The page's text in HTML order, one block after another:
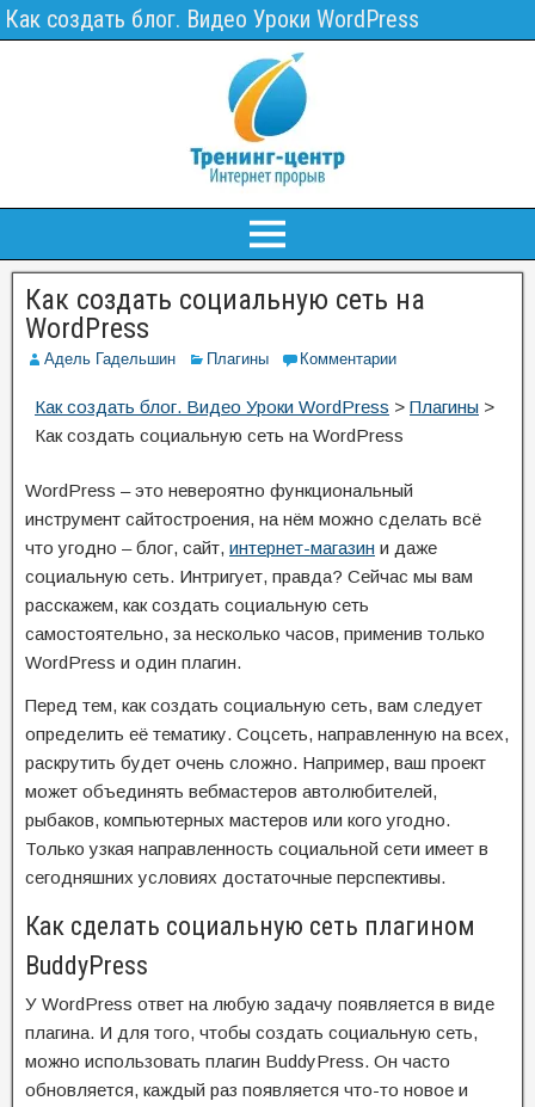
Как создать блог. Видео Уроки WordPress
Как создать социальную сеть на
WordPress
Адель Гадельшин Плагины Комментарии
Как создать блог. Видео Уроки WordPress > Плагины >
Как создать социальную сеть на WordPress
WordPress – это невероятно функциональный
инструмент сайтостроения, на нём можно сделать всё
что угодно – блог, сайт, интернет-магазин и даже
социальную сеть. Интригует, правда? Сейчас мы вам
расскажем, как создать социальную сеть
самостоятельно, за несколько часов, применив только
WordPress и один плагин.
Перед тем, как создать социальную сеть, вам следует
определить её тематику. Соцсеть, направленную на всех,
раскрутить будет очень сложно. Например, ваш проект
может объединять вебмастеров автолюбителей,
рыбаков, компьютерных мастеров или кого угодно.
Только узкая направленность социальной сети имеет в
сегодняшних условиях достаточные перспективы.
Как сделать социальную сеть плагином
BuddyPress
У WordPress ответ на любую задачу появляется в виде
плагина. И для того, чтобы создать социальную сеть,
можно использовать плагин BuddyPress. Он часто
обновляется, каждый раз появляется что-то новое и